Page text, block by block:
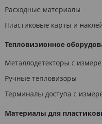
Расходные материалы
Пластиковые карты и
Тепловизионное
Металлодетекторы с
Ручные тепловизоры
Терминалы доступа с
Материалы для